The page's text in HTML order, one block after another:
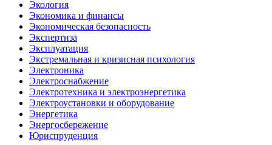
Экология
Экономика и финансы
Экономическая безопасность
Экспертиза
Эксплуатация
Экстремальная и кризисная психология
Электроника
Электроснабжение
Электротехника и электроэнергетика
Электроустановки и оборудование
Энергетика
Энергосбережение
Юриспруденция